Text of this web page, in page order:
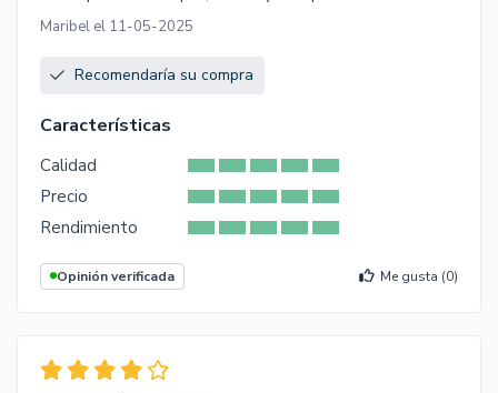
Maribel el 11-05-2025
Recomendaría su compra
Características
Calidad
Precio
Rendimiento
Opinión verificada Me gusta (0)